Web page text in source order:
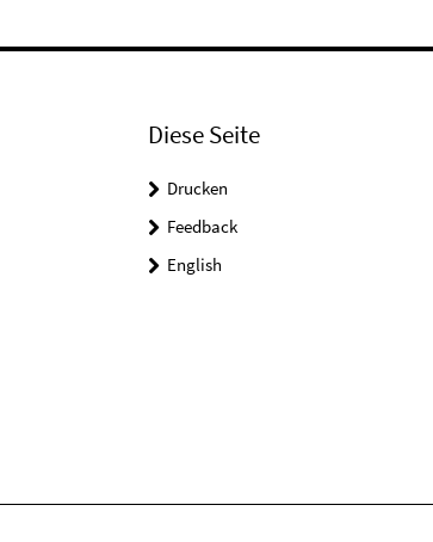
Diese Seite
Drucken
Feedback
English